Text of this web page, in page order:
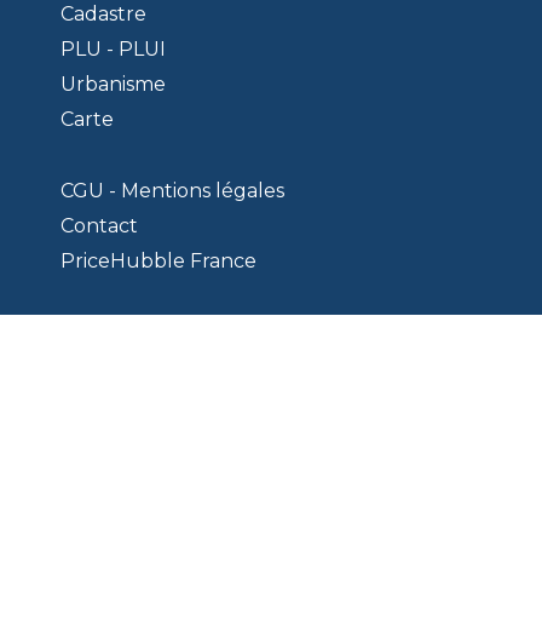
Cadastre
PLU - PLUI
Urbanisme
Carte
CGU - Mentions légales
Contact
PriceHubble France